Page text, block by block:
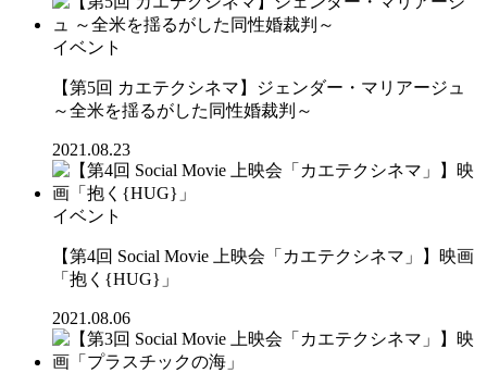
イベント
【第5回 カエテクシネマ】ジェンダー・マリアージュ
～全米を揺るがした同性婚裁判～
2021.08.23
イベント
【第4回 Social Movie 上映会「カエテクシネマ」】映画
「抱く{HUG}」
2021.08.06